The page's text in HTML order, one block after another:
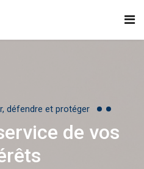
défendre et protéger
de vos